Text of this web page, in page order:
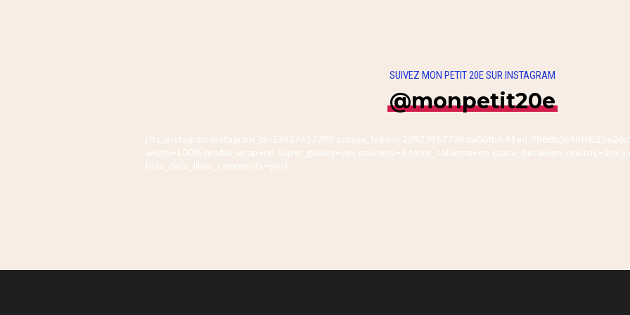
SUIVEZ MON PETIT 20E SUR INSTAGRAM
@monpetit20e
[fts_instagram instagram_id=23927457798
width=100% profile_wrap=no super_gallery=yes columns=6 force_columns=no space_between_photos=1px
hide_date_likes_comments=yes]